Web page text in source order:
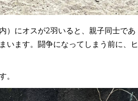
）にオスが2羽いると、親子同士であ
います。闘争になってしまう前に、ヒ
。